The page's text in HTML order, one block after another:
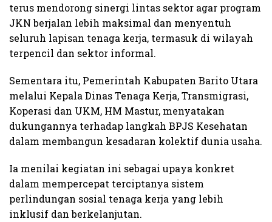
terus mendorong sinergi lintas sektor agar program
JKN berjalan lebih maksimal dan menyentuh
seluruh lapisan tenaga kerja, termasuk di wilayah
terpencil dan sektor informal.
Sementara itu, Pemerintah Kabupaten Barito Utara
melalui Kepala Dinas Tenaga Kerja, Transmigrasi,
Koperasi dan UKM, HM Mastur, menyatakan
dukungannya terhadap langkah BPJS Kesehatan
dalam membangun kesadaran kolektif dunia usaha.
Ia menilai kegiatan ini sebagai upaya konkret
dalam mempercepat terciptanya sistem
perlindungan sosial tenaga kerja yang lebih
inklusif dan berkelanjutan.